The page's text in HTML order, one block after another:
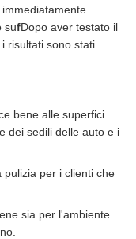
sufDopo aver testato il
risultati sono stati
bene alle superfici
dei sedili delle auto e i
pulizia per i clienti che
sia per l'ambiente